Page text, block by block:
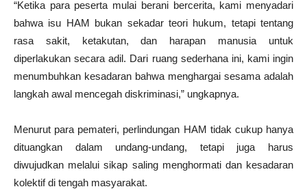
“Ketika para peserta mulai berani bercerita, kami menyadari
bahwa isu HAM bukan sekadar teori hukum, tetapi tentang
rasa sakit, ketakutan, dan harapan manusia untuk
diperlakukan secara adil. Dari ruang sederhana ini, kami ingin
menumbuhkan kesadaran bahwa menghargai sesama adalah
langkah awal mencegah diskriminasi,” ungkapnya.
Menurut para pemateri, perlindungan HAM tidak cukup hanya
dituangkan dalam undang-undang, tetapi juga harus
diwujudkan melalui sikap saling menghormati dan kesadaran
kolektif di tengah masyarakat.